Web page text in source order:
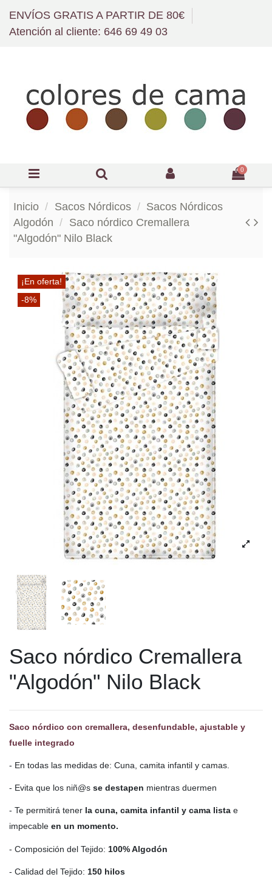
ENVÍOS GRATIS A PARTIR DE 80€
Atención al cliente: 646 69 49 03
0
Inicio Sacos Nórdicos
Sacos Nórdicos
Algodón
Saco nórdico Cremallera
"Algodón" Nilo Black
¡En oferta!
-8%
Saco nórdico Cremallera
"Algodón" Nilo Black
Saco nórdico con cremallera, desenfundable, ajustable y
fuelle integrado
- En todas las medidas de: Cuna, camita infantil y camas.
- Evita que los niñ@s se destapen mientras duermen
- Te permitirá tener la cuna, camita infantil y cama lista e
impecable en un momento.
- Composición del Tejido: 100% Algodón
- Calidad del Tejido: 150 hilos